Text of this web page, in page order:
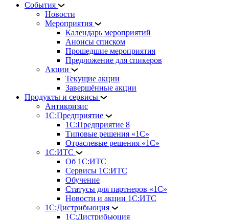
События
Новости
Мероприятия
Календарь мероприятий
Анонсы списком
Прошедшие мероприятия
Предложение для спикеров
Акции
Текущие акции
Завершённые акции
Продукты и сервисы
Антикризис
1С:Предприятие
1С:Предприятие 8
Типовые решения «1С»
Отраслевые решения «1С»
1С:ИТС
Об 1С:ИТС
Сервисы 1С:ИТС
Обучение
Статусы для партнеров «1С»
Новости и акции 1С:ИТС
1С:Дистрибьюция
1С:Дистрибьюция